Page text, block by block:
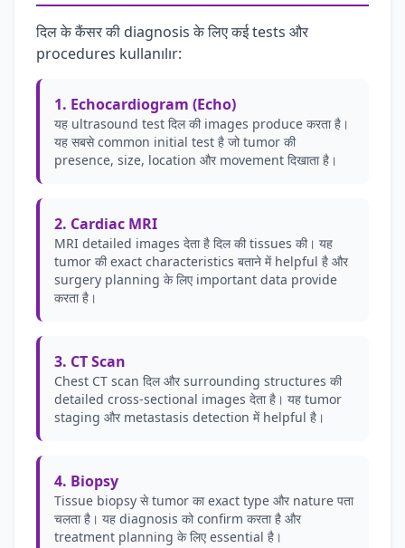
दिल के कैंसर की diagnosis के लिए कई tests और
procedures kullanılır:
1. Echocardiogram (Echo)
यह ultrasound test दिल की images produce करता है।
यह सबसे common initial test है जो tumor की
presence, size, location और movement दिखाता है।
2. Cardiac MRI
MRI detailed images देता है दिल की tissues की। यह
tumor की exact characteristics बताने में helpful है और
surgery planning के लिए important data provide
करता है।
3. CT Scan
Chest CT scan दिल और surrounding structures की
detailed cross-sectional images देता है। यह tumor
staging और metastasis detection में helpful है।
4. Biopsy
Tissue biopsy से tumor का exact type और nature पता
चलता है। यह diagnosis को confirm करता है और
treatment planning के लिए essential है।